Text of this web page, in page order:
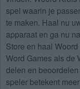
spel waarin je
te maken. Haal nu
apparaat en ga nu
Store en haal
Word Games als de
delen en
speler betekent